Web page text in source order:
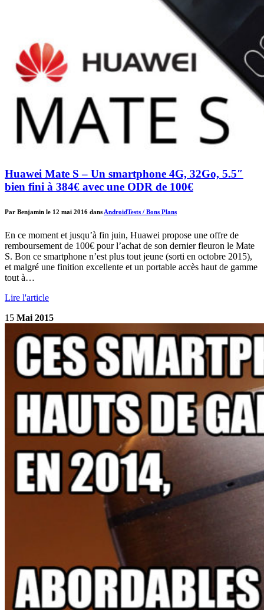
Huawei Mate S – Un smartphone 4G, 32Go, 5.5″
bien fini à 384€ avec une ODR de 100€
Par Benjamin le 12 mai 2016 dans AndroidTests / Bons Plans
En ce moment et jusqu’à fin juin, Huawei propose une offre de
remboursement de 100€ pour l’achat de son dernier fleuron le Mate
S. Bon ce smartphone n’est plus tout jeune (sorti en octobre 2015),
et malgré une finition excellente et un portable accès haut de gamme
tout à…
Lire l'article
15 Mai 2015